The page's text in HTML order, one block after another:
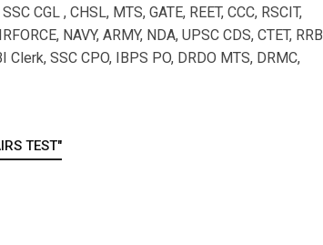
CGL , CHSL, MTS, GATE, REET, CCC, RSCIT,
NAVY, ARMY, NDA, UPSC CDS, CTET, RRB
Clerk, SSC CPO, IBPS PO, DRDO MTS, DRMC,
TEST"